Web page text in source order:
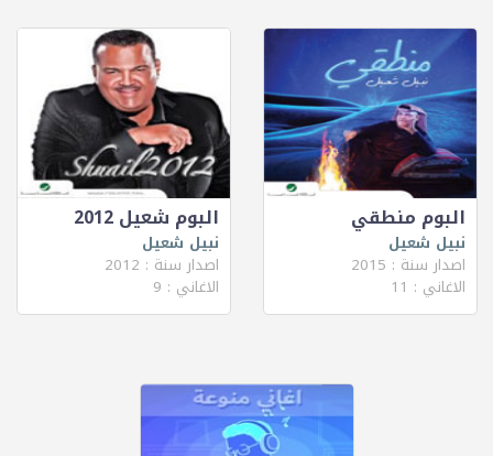
البوم منطقي
نبيل شعيل
اصدار سنة : 2015
الاغاني : 11
البوم شعيل 2012
نبيل شعيل
اصدار سنة : 2012
الاغاني : 9